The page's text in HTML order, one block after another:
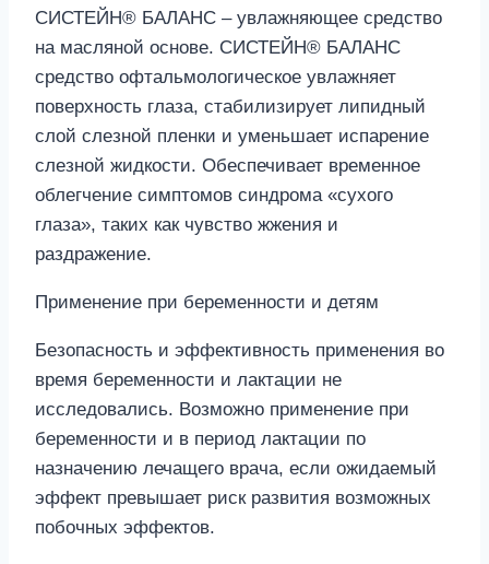
СИСТЕЙН® БАЛАНС – увлажняющее средство
на масляной основе. СИСТЕЙН® БАЛАНС
средство офтальмологическое увлажняет
поверхность глаза, стабилизирует липидный
слой слезной пленки и уменьшает испарение
слезной жидкости. Обеспечивает временное
облегчение симптомов синдрома «сухого
глаза», таких как чувство жжения и
раздражение.
Применение при беременности и детям
Безопасность и эффективность применения во
время беременности и лактации не
исследовались. Возможно применение при
беременности и в период лактации по
назначению лечащего врача, если ожидаемый
эффект превышает риск развития возможных
побочных эффектов.